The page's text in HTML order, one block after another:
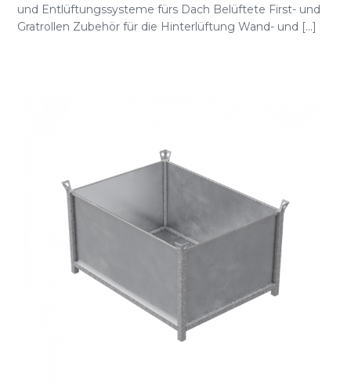
und Entlüftungssysteme fürs Dach Belüftete First- und
Gratrollen Zubehör für die Hinterlüftung Wand- und [...]